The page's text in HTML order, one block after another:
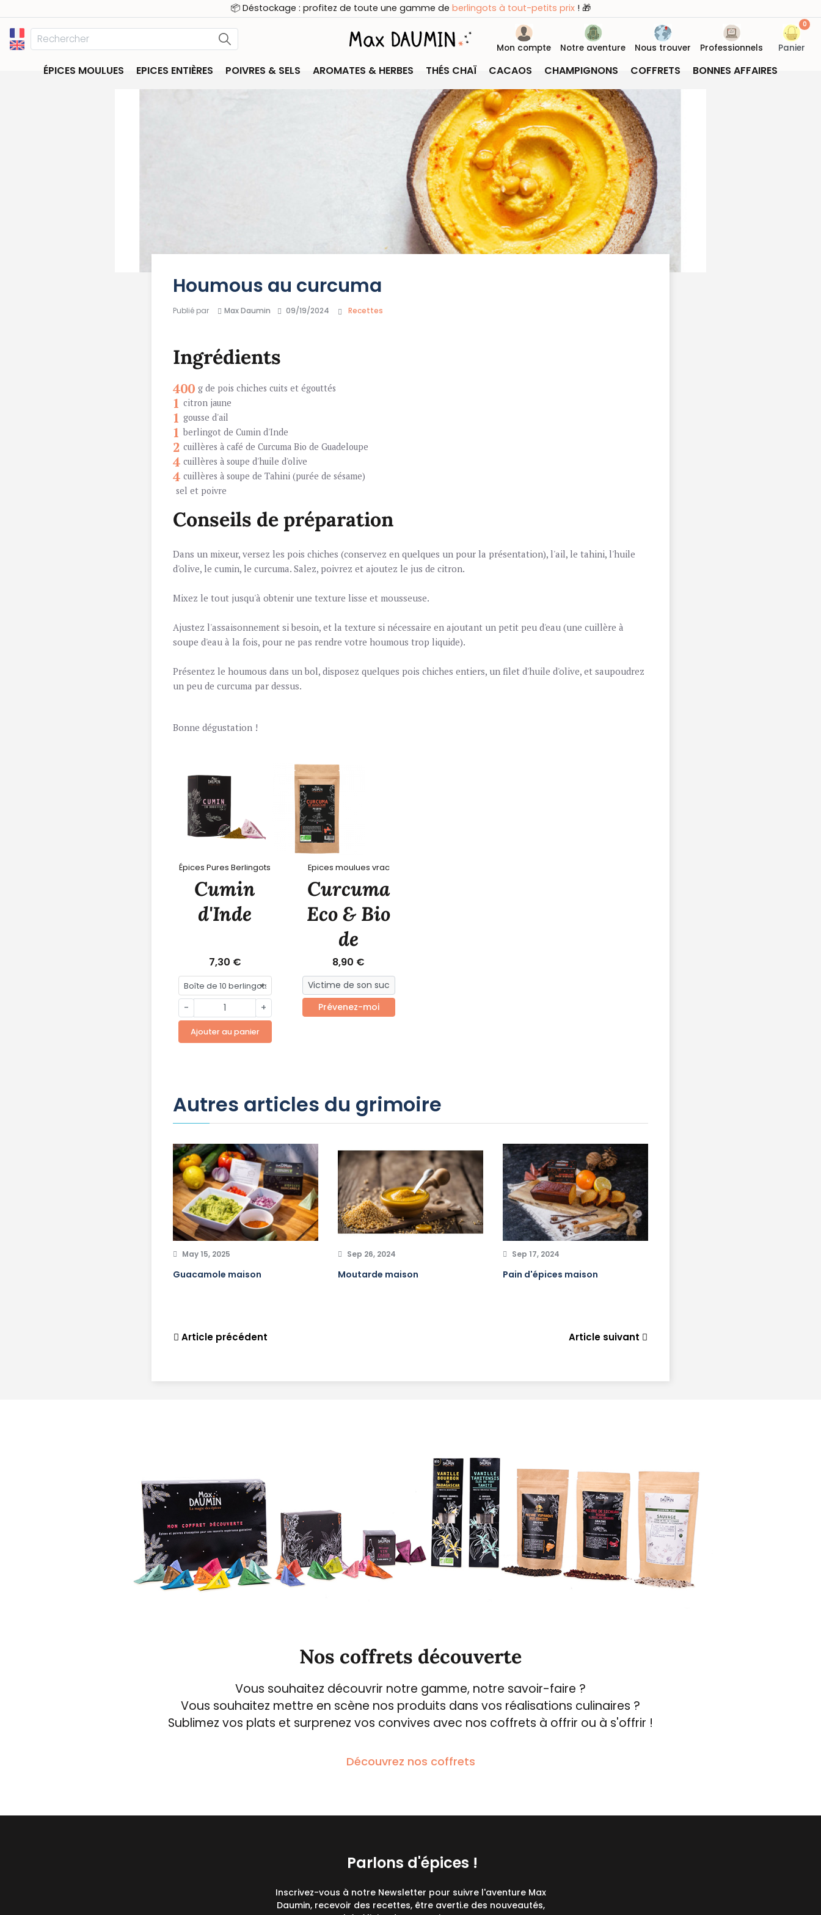
📦 Déstockage : profitez de toute une gamme de berlingots à tout-petits prix! 🎁
Mon compte Notre aventure Nous trouver Professionnels
0
Panier
ÉPICES MOULUES EPICES ENTIÈRES POIVRES & SELS AROMATES & HERBES THÉS CHAÏ CACAOS CHAMPIGNONS COFFRETS BONNES AFFAIRES
Houmous au curcuma
Publié par Max Daumin 09/19/2024 Recettes
Ingrédients
400 g de pois chiches cuits et égouttés
1 citron jaune
1 gousse d'ail
1 berlingot de Cumin d'Inde
2 cuillères à café de Curcuma Bio de Guadeloupe
4 cuillères à soupe d'huile d'olive
4 cuillères à soupe de Tahini (purée de sésame)
sel et poivre
Conseils de préparation
Dans un mixeur, versez les pois chiches (conservez en quelques un pour la présentation), l'ail, le tahini, l'huile
d'olive, le cumin, le curcuma. Salez, poivrez et ajoutez le jus de citron.
Mixez le tout jusqu'à obtenir une texture lisse et mousseuse.
Ajustez l'assaisonnement si besoin, et la texture si nécessaire en ajoutant un petit peu d'eau (une cuillère à
soupe d'eau à la fois, pour ne pas rendre votre houmous trop liquide).
Présentez le houmous dans un bol, disposez quelques pois chiches entiers, un filet d'huile d'olive, et saupoudrez
un peu de curcuma par dessus.
Bonne dégustation !
Épices Pures Berlingots
Cumin
d'Inde
7,30 €
- +
Ajouter au panier
Epices moulues vrac
Curcuma
Eco & Bio
de
Guadeloupe
vrac
8,90 €
Prévenez-moi
Autres articles du grimoire
May 15, 2025
Guacamole maison
Sep 26, 2024
Moutarde maison
Sep 17, 2024
Pain d'épices maison
Article précédent Article suivant
Nos coffrets découverte
Vous souhaitez découvrir notre gamme, notre savoir-faire ?
Vous souhaitez mettre en scène nos produits dans vos réalisations culinaires ?
Sublimez vos plats et surprenez vos convives avec nos coffrets à offrir ou à s'offrir !
Découvrez nos coffrets
Parlons d'épices !
Inscrivez-vous à notre Newsletter pour suivre l'aventure Max
Daumin, recevoir des recettes, être averti.e des nouveautés,